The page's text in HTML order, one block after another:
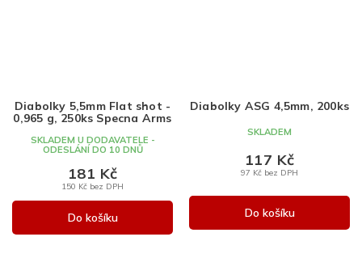
Diabolky 5,5mm Flat shot -
0,965 g, 250ks Specna Arms
SKLADEM U DODAVATELE -
ODESLÁNÍ DO 10 DNŮ
150 Kč bez DPH
181 Kč
Do košíku
Diabolky ASG 4,5mm, 200ks
SKLADEM
97 Kč bez DPH
117 Kč
Do košíku